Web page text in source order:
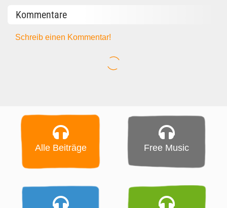
Kommentare
Schreib einen Kommentar!
Alle Beiträge Free Music